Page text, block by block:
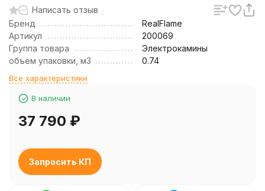
Написать отзыв
Бренд
RealFlame
Артикул
200069
Группа товара
Электрокамины
объем упаковки, м3
0.74
Все характеристики
В наличии
37 790 ₽
Запросить КП